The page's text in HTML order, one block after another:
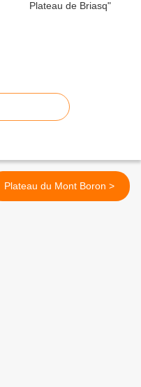
Plateau du Mont Boron >